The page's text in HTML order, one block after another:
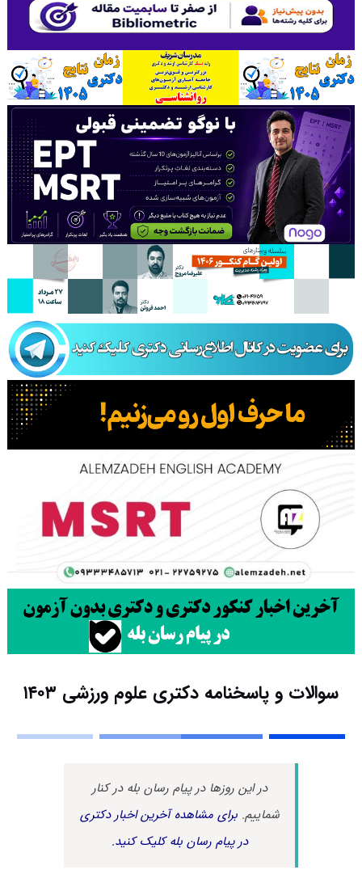
سوالات و پاسخنامه دکتری علوم ورزشی ۱۴۰۳
در این روزها در پیام رسان بله در کنار
شماییم.برای مشاهده آخرین اخبار دکتری
در پیام رسان بله کلیک کنید.